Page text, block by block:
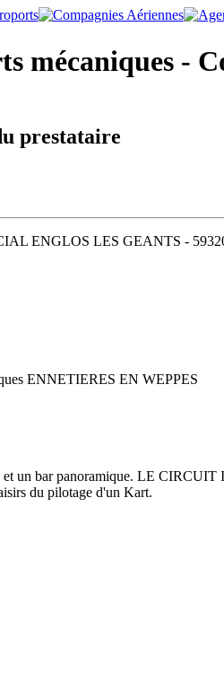
mécaniques -
prestataire
ENGLOS LES GEANTS -
ENNETIERES EN WEPPES
un bar panoramique. LE
du pilotage d'un Kart.